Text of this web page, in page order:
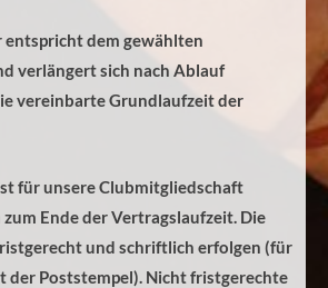
entspricht dem gewählten
verlängert sich nach Ablauf
vereinbarte Grundlaufzeit der
für unsere Clubmitgliedschaft
Ende der Vertragslaufzeit. Die
und schriftlich erfolgen (für
der Poststempel). Nicht fristgerechte